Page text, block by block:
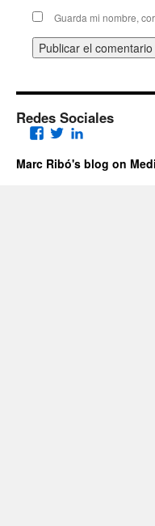
Guarda mi nombre,
Redes Sociales
Facebook
Twitter
Marc Ribó's blog on